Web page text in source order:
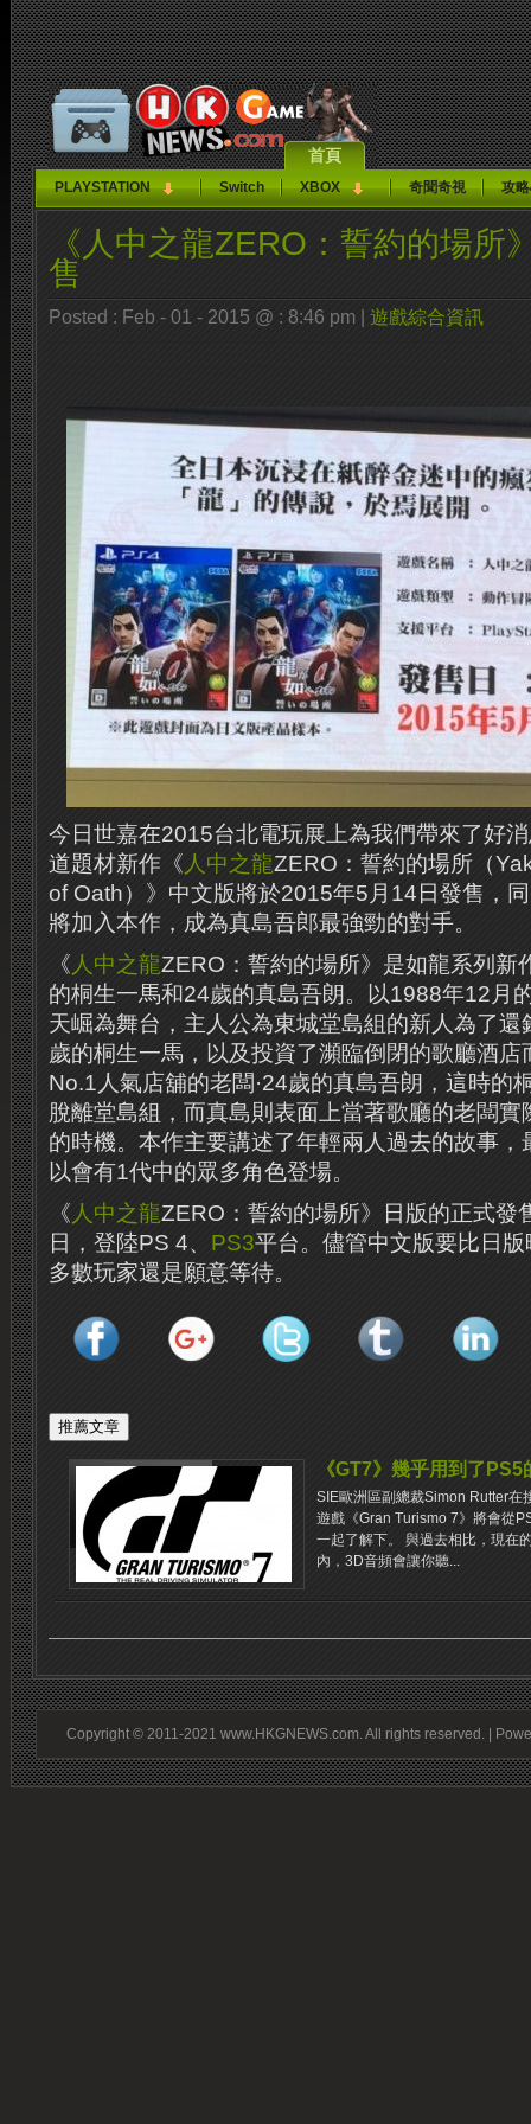
首頁
PLAYSTATION Switch XBOX 奇聞奇視 攻
《人中之龍ZERO：誓約的場所
售
Posted : Feb - 01 - 2015 @ : 8:46 pm | 遊戲綜合資訊
今日世嘉在2015台北電玩展上為我們帶來了好
道題材新作《 人中之龍ZERO：誓約的場所（
of Oath）》中文版將於2015年5月14日發售，
將加入本作，成為真島吾郎最強勁的對手。
《 人中之龍ZERO：誓約的場所》是如龍系列新
的桐生一馬和24歲的真島吾朗。以1988年12月
天崛為舞台，主人公為東城堂島組的新人為了
歲的桐生一馬，以及投資了瀕臨倒閉的歌廳酒店
No.1人氣店舖的老闆·24歲的真島吾朗，這時的
脫離堂島組，而真島則表面上當著歌廳的老闆
的時機。本作主要講述了年輕兩人過去的故事
以會有1代中的眾多角色登場。
《 人中之龍ZERO：誓約的場所》日版的正式發
日，登陸PS 4、 PS3平台。儘管中文版要比日
多數玩家還是願意等待。
《GT7》幾乎用到了
SIE歐洲區副總裁Simon Rutter在
遊戲《Gran Turismo 7》將會從
一起了解下。 與過去相比，現在
內，3D音頻會讓你聽...
Copyright © 2011-2021 www.HKGNEWS.com. All rights reserved. |